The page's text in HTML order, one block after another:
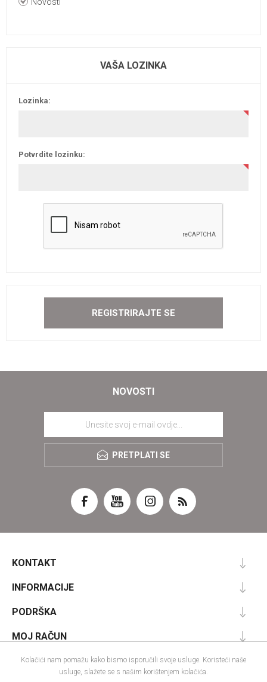
VAŠA LOZINKA
Lozinka:
Potvrdite lozinku:
NOVOSTI
PRETPLATI SE
KONTAKT
INFORMACIJE
PODRŠKA
MOJ RAČUN
Kolačići nam pomažu kako bismo isporučili svoje usluge. Koristeći naše
usluge, slažete se s našim korištenjem kolačića.